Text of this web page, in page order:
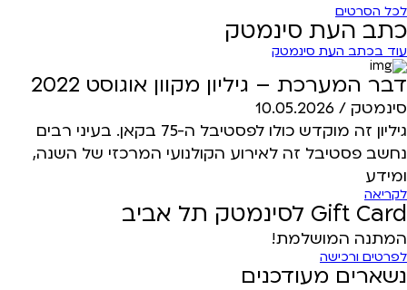
לכל הסרטים
כתב העת סינמטק
עוד בכתב העת סינמטק
דבר המערכת – גיליון מקוון אוגוסט 2022
סינמטק / 10.05.2026
גיליון זה מוקדש כולו לפסטיבל ה-75 בקאן. בעיני רבים
נחשב פסטיבל זה לאירוע הקולנועי המרכזי של השנה,
ומידע
לקריאה
Gift Card לסינמטק תל אביב
המתנה המושלמת!
לפרטים ורכישה
נשארים מעודכנים